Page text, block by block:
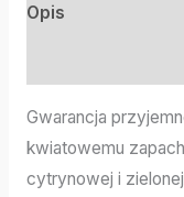
Opis
Gwarancja
kwiatowemu
cytrynowej i